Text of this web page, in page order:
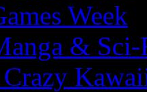
Week
&